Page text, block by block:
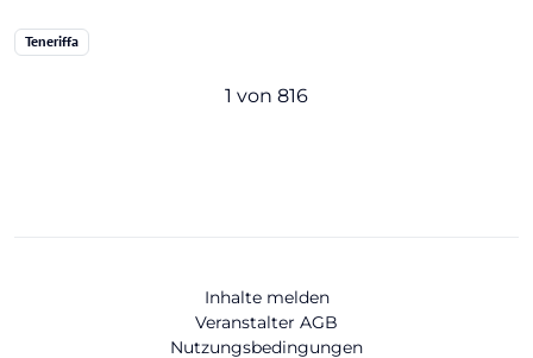
Teneriffa
1 von 816
Inhalte melden
Veranstalter AGB
Nutzungsbedingungen